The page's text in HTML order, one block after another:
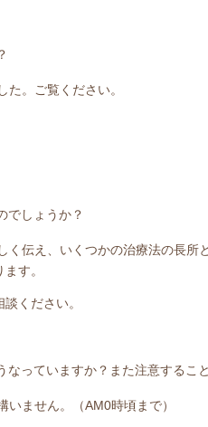
。ご覧ください。
でしょうか？
く伝え、いくつかの治療法の長所
す。
ください。
っていますか？また注意するこ
ません。（AM0時頃まで）